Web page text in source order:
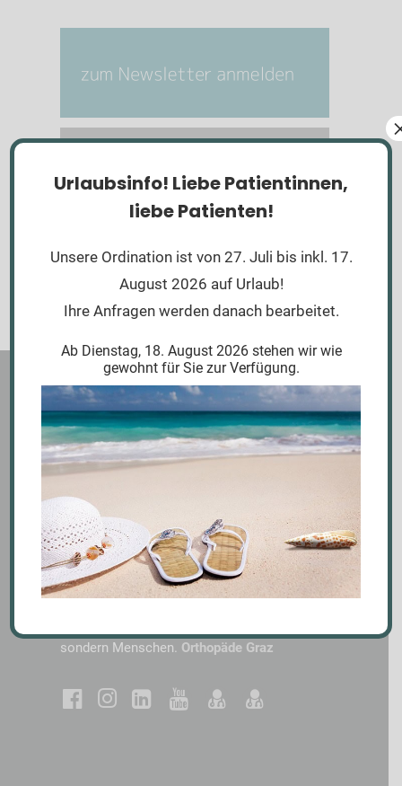
Die von Dr. Robert und Dr. Daniela Url
geführte Ordination Url steht ganz im
Zeichen des Menschen. So lautet unser
sondern Menschen. Orthopäde Graz
Urlaubsinfo! Liebe Patientinnen,
liebe Patienten!
Unsere Ordination ist von 27. Juli bis inkl. 17.
August 2026 auf Urlaub!
Ihre Anfragen werden danach bearbeitet.
Ab Dienstag, 18. August 2026 stehen wir wie
gewohnt für Sie zur Verfügung.